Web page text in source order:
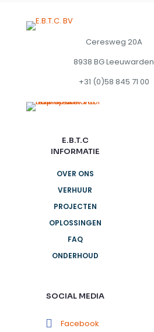
Ceresweg 20A
8938 BG Leeuwarden
+31 (0)58 845 71 00
E.B.T.C
INFORMATIE
OVER ONS
VERHUUR
PROJECTEN
OPLOSSINGEN
FAQ
ONDERHOUD
SOCIAL MEDIA
Facebook